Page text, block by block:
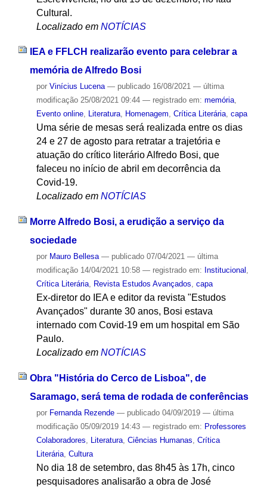
Cultural.
Localizado em NOTÍCIAS
IEA e FFLCH realizarão evento para celebrar a
memória de Alfredo Bosi
por Vinícius Lucena — publicado16/08/2021 — última
modificação25/08/2021 09:44 — registrado em: memória,
Evento online, Literatura, Homenagem, Crítica Literária, capa
Uma série de mesas será realizada entre os dias
24 e 27 de agosto para retratar a trajetória e
atuação do crítico literário Alfredo Bosi, que
faleceu no início de abril em decorrência da
Covid-19.
Localizado em NOTÍCIAS
Morre Alfredo Bosi, a erudição a serviço da
sociedade
por Mauro Bellesa — publicado07/04/2021 — última
modificação14/04/2021 10:58 — registrado em: Institucional ,
Crítica Literária, Revista Estudos Avançados, capa
Ex-diretor do IEA e editor da revista "Estudos
Avançados" durante 30 anos, Bosi estava
internado com Covid-19 em um hospital em São
Paulo.
Localizado em NOTÍCIAS
Obra "História do Cerco de Lisboa", de
Saramago, será tema de rodada de conferências
por Fernanda Rezende — publicado04/09/2019 — última
modificação05/09/2019 14:43 — registrado em: Professores
Colaboradores
Literatura, Ciências Humanas Crítica
Literária, Cultura
No dia 18 de setembro, das 8h45 às 17h, cinco
pesquisadores analisarão a obra de José